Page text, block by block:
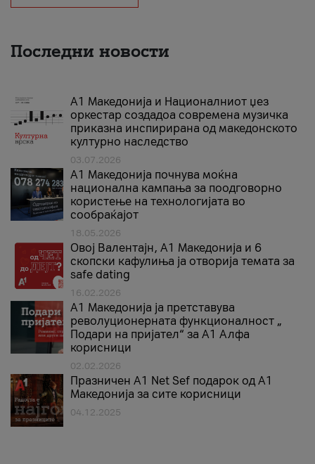
Последни новости
А1 Македонија и Националниот џез
оркестар создадоа современа музичка
приказна инспирирана од македонското
културно наследство
03.07.2026
A1 Македонија почнува моќна
национална кампања за поодговорно
користење на технологијата во
сообраќајот
18.05.2026
Овој Валентајн, A1 Македонија и 6
скопски кафулиња ја отворија темата за
safe dating
16.02.2026
А1 Македонија ја претставува
револуционерната функционалност „
Подари на пријател“ за А1 Алфа
корисници
02.02.2026
Празничен A1 Net Sеf подарок од А1
Македонија за сите корисници
04.12.2025